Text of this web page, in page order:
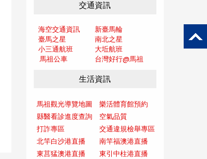
交通資訊
海空交通資訊
新臺馬輪
臺馬之星
南北之星
小三通航班
大坵航班
馬祖公車
台灣好行@馬祖
生活資訊
馬祖觀光導覽地圖
樂活體育館預約
縣醫看診進度查詢
空氣品質
打詐專區
交通違規檢舉專區
北竿白沙港直播
南竿福澳港直播
東莒猛澳港直播
東引中柱港直播